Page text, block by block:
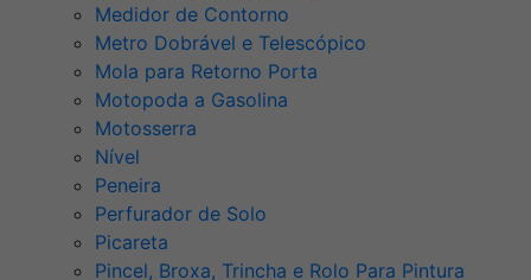
Medidor de Contorno
Metro Dobrável e Telescópico
Mola para Retorno Porta
Motopoda a Gasolina
Motosserra
Nível
Peneira
Perfurador de Solo
Picareta
Pincel, Broxa, Trincha e Rolo Para Pintura